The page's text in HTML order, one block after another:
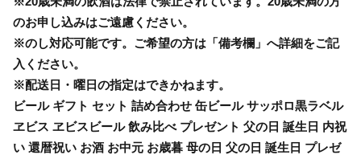
のお申し込みはご遠慮ください。
※のし対応可能です。ご希望の方は「備考欄」へ詳細をご記
入ください。
※配送日・曜日の指定はできかねます。
ビール ギフト セット 詰め合わせ 缶ビール サッポロ黒ラベル
ヱビス ヱビスビール 飲み比べ プレゼント 父の日 誕生日 内祝
い 還暦祝い お酒 お中元 お歳暮 母の日 父の日 誕生日 プレゼ